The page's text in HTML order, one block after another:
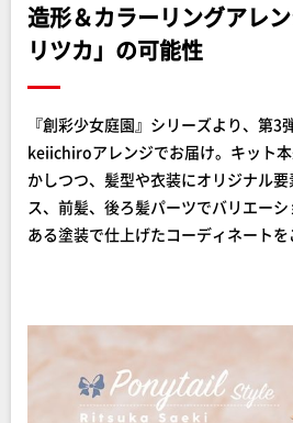
造形＆カラーリングアレ
リツカ」の可能性
『創彩少女庭園』シリーズより、第3
keiichiroアレンジでお届け。キット
かしつつ、髪型や衣装にオリジナル
ス、前髪、後ろ髪パーツでバリエー
ある塗装で仕上げたコーディネートを